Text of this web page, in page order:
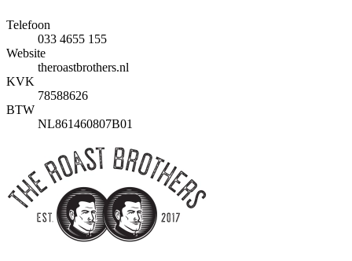
Telefoon
033 4655 155
Website
theroastbrothers.nl
KVK
78588626
BTW
NL861460807B01